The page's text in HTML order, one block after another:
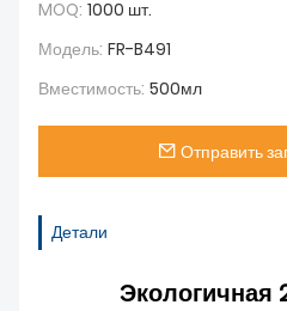
MOQ: 1000 шт.
Модель: FR-B491
Вместимость: 500мл
Отправить
Детали
Экологичная